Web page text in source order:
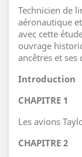
Technicien de
aéronautique
avec cette
ouvrage
ancêtres et ses
Introduction
CHAPITRE 1
Les avions
CHAPITRE 2